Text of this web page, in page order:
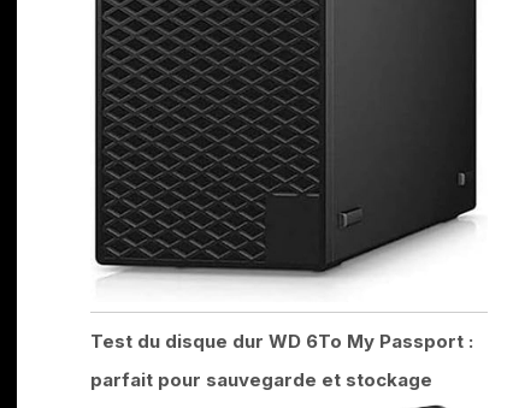
Test du disque dur WD 6To My Passport :
parfait pour sauvegarde et stockage